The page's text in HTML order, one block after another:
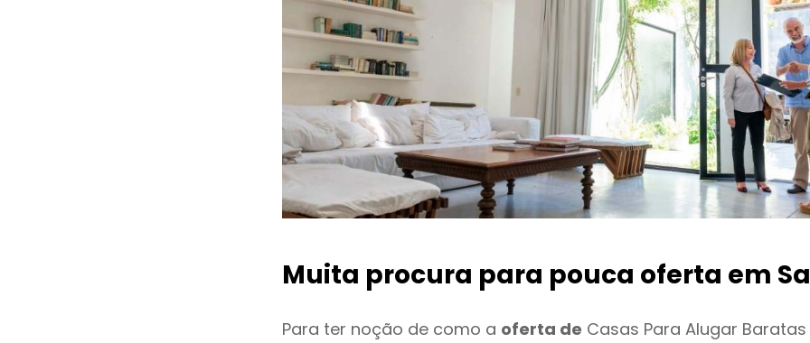
Muita procura para pouca oferta em
Para ter noção de como a oferta de Casas Para Alugar